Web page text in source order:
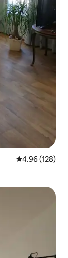
從 128 則評價
4.96 (128)